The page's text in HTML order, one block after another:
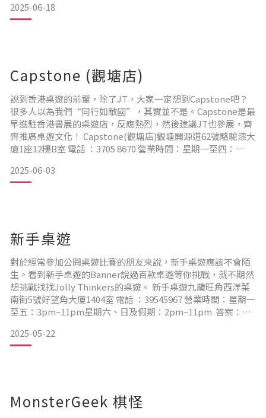
以只能在偶有的機會快快拍！ 出電梯就看到醒目的招牌！ 以前
JT偶然會收到意見說燈光雖然舒服但會有點令人想睡，這裡燈
2025-06-18
Capstone (觀塘店)
說到香港桌遊的前輩，除了JT，大家一定想到Capstone吧？
很多人以為我們“同行如敵國”，其實並不是。Capstone是最
早進駐香港書展的桌遊店，反應熱烈，然後建議JT也參展，齊
齊推廣桌遊文化！ Capstone(觀塘店)觀塘開源道62號駱駝漆大
廈1座12樓B室 電話 ：3705 8670 營業時間：星期一至四：
樓層的，因為這裡的樓梯也有分單雙樓層。出電梯就會看到這
個醒目的門口啦！ ▲ 零售部分比便利店還大！可以看一整天
2025-06-03
新手桌遊
對於經常參加公開桌遊比賽的朋友來說，新手桌遊應該不會陌
生。看到新手桌遊的Banner說過百款桌遊等你挑戰，就不期然
想挑戰找找Jolly Thinkers的桌遊。 新手桌遊九龍旺角西洋菜
南街5號好望角大廈1404室 電話 ：39545967 營業時間：星期一
至五：3pm~11pm星期六、日及假期：2pm~11pm 答案：豬
菜南街的入口乘坐電梯，因為山東街入口的電梯不會到14樓。
出電梯向前行，很易找到新手桌遊。 ▲ 無論長賣的經典桌遊還
2025-05-22
MonsterGeek 棋怪